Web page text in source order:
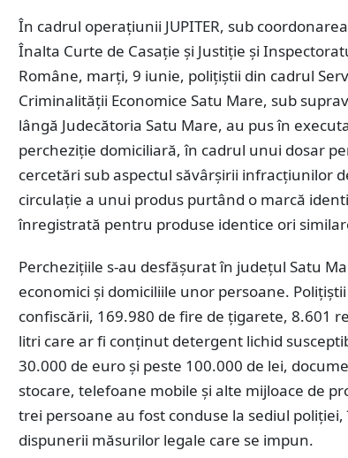
În cadrul operațiunii JUPITER, sub
Înalta Curte de Casație și Justiție și
Române, marți, 9 iunie, polițiștii din cadrul
Criminalității Economice Satu Mare, sub
lângă Judecătoria Satu Mare, au pus în
percheziție domiciliară, în cadrul unui dosar
cercetări sub aspectul săvârșirii infracțiunilor
circulaţie a unui produs purtând o marcă
înregistrată pentru produse identice ori
Perchezițiile s-au desfășurat în județul Satu
economici și domiciliile unor persoane.
confiscării, 169.980 de fire de țigarete, 8.601
litri care ar fi conținut detergent lichid
30.000 de euro și peste 100.000 de lei,
stocare, telefoane mobile și alte mijloace de
trei persoane au fost conduse la sediul
dispunerii măsurilor legale care se impun.